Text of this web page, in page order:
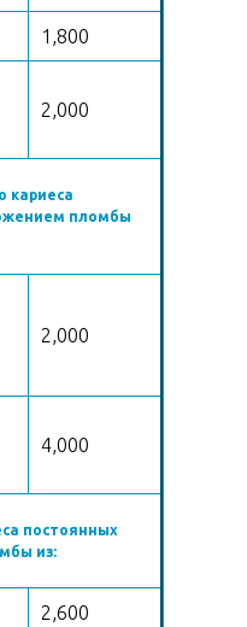
1,800
2,000
кариеса
пломбы
2,000
4,000
постоянных
из:
2,600